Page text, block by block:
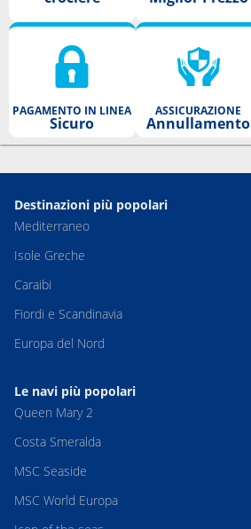
PAGAMENTO IN LINEA
Sicuro
ASSICURAZIONE
Annullamento
Destinazioni più popolari
Mediterraneo
Isole Greche
Caraibi
Fiordi e Scandinavia
Europa del Nord
Le navi più popolari
Queen Mary 2
Costa Smeralda
MSC Seaside
MSC World Europa